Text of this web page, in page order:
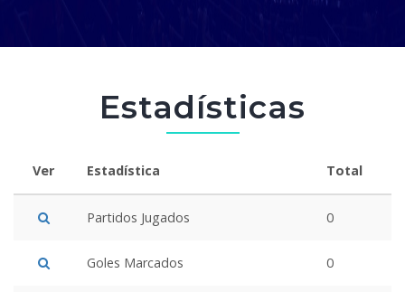
Estadísticas
Ver Estadística Total
Partidos Jugados 0
Goles Marcados 0